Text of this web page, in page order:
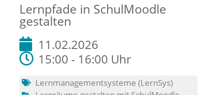
Lernpfade in SchulMoodle
gestalten
11.02.2026
15:00 - 16:00 Uhr
Lernmanagementsysteme (LernSys)